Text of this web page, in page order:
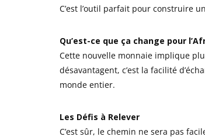
C’est l’outil parfait pour construire
Qu’est-ce que ça change pour
Cette nouvelle monnaie implique
désavantagent, c’est la facilité
monde entier.
Les Défis à Relever
C’est sûr, le chemin ne sera pas